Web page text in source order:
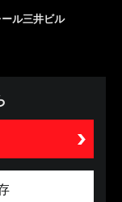
ル三井ビル